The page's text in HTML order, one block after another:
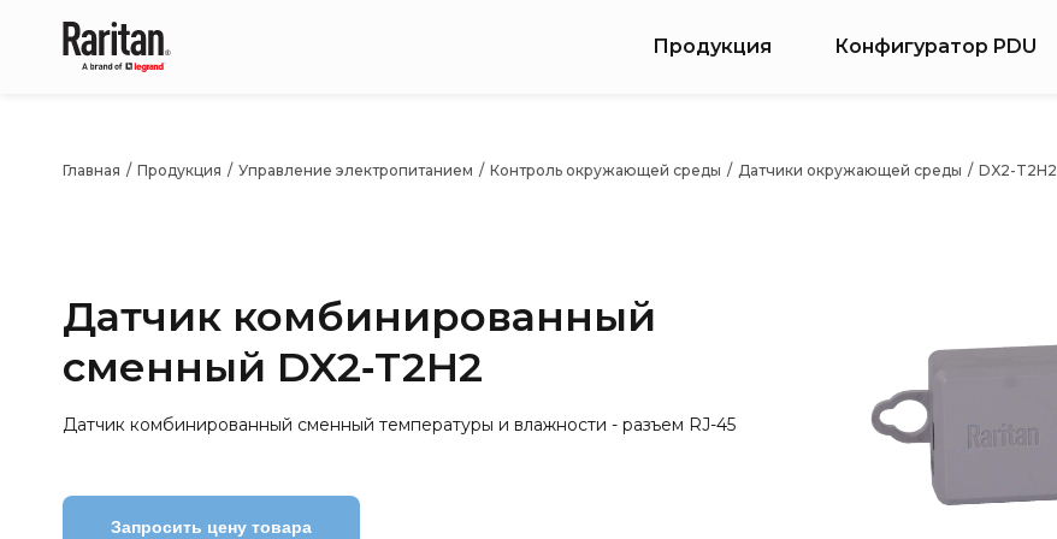
Продукция Конфигуратор PDU
Главная / Продукция / Управление электропитанием / Контроль окружающей среды / Датчики окружающей среды / DX2-T2H2
Датчик комбинированный
сменный DX2‑T2H2
Датчик комбинированный сменный температуры и влажности - разъем RJ-45
Запросить цену товара